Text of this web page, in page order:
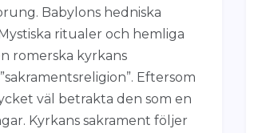
Babylons hedniska
ritualer och hemliga
romerska kyrkans
Eftersom
väl betrakta den som en
Kyrkans sakrament följer